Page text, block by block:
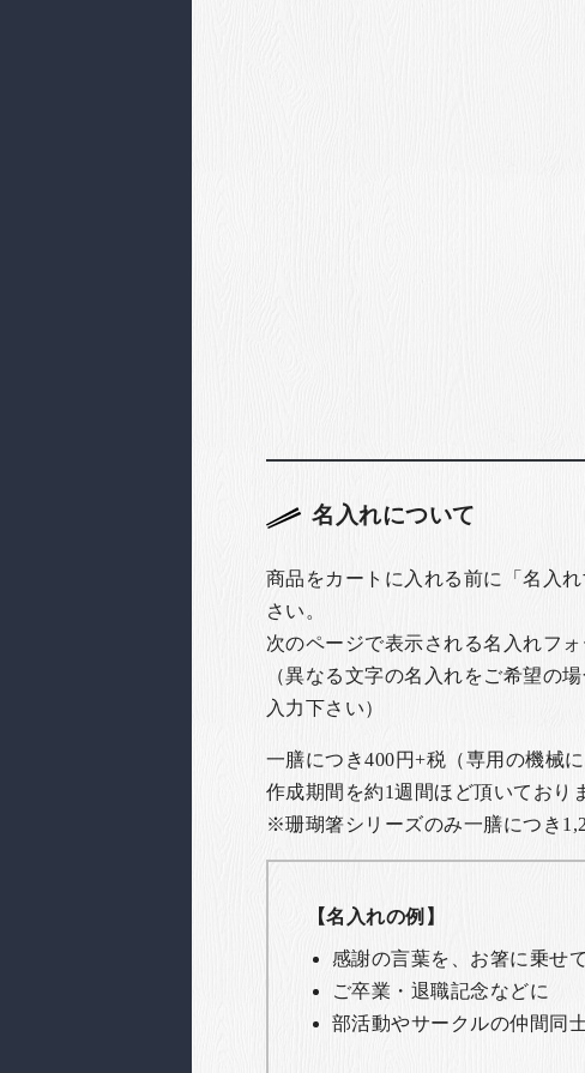
名入れについて
商品をカートに入れる前に「名入
さい。
次のページで表示される名入れフ
（異なる文字の名入れをご希望の
入力下さい）
一膳につき400円+税（専用の機械
作成期間を約1週間ほど頂いており
※珊瑚箸シリーズのみ一膳につき
【名入れの例】
感謝の言葉を、お箸に乗せて
ご卒業・退職記念などに
部活動やサークルの仲間同